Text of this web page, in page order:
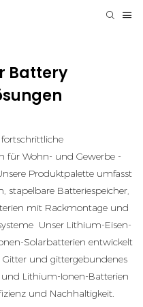
Battery
für Wohn- und Gewerbe -
Produktpalette umfasst
stapelbare Batteriespeicher,
mit Rackmontage und
Unser Lithium-Eisen-
Solarbatterien entwickelt
und gittergebundenes
Lithium-Ionen-Batterien
und Nachhaltigkeit.